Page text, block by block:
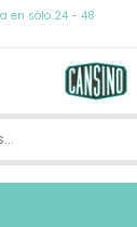
en sólo 24 - 48